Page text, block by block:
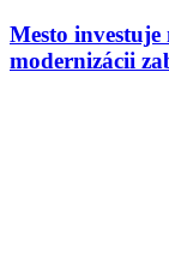
Mesto
modernizácii